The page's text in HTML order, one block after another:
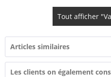
Tout afficher
Articles similaires
Les clients on également